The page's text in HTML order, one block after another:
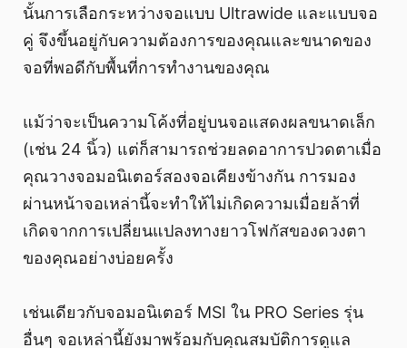
นั้นการเลือกระหว่างจอแบบ Ultrawide และแบบจอ
คู่ จึงขึ้นอยู่กับความต้องการของคุณและขนาดของ
จอที่พอดีกับพื้นที่การทํางานของคุณ
แม้ว่าจะเป็นความโค้งที่อยู่บนจอแสดงผลขนาดเล็ก
(เช่น 24 นิ้ว) แต่ก็สามารถช่วยลดอาการปวดตาเมื่อ
คุณวางจอมอนิเตอร์สองจอเคียงข้างกัน การมอง
ผ่านหน้าจอเหล่านี้จะทําให้ไม่เกิดความเมื่อยล้าที่
เกิดจากการเปลี่ยนแปลงทางยาวโฟกัสของดวงตา
ของคุณอย่างบ่อยครั้ง
เช่นเดียวกับจอมอนิเตอร์ MSI ใน PRO Series รุ่น
อื่นๆ จอเหล่านี้ยังมาพร้อมกับคุณสมบัติการดูแล